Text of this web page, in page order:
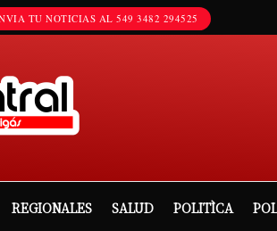
TU NOTICIAS AL 549 3482 294525
REGIONALES SALUD POLITÌCA